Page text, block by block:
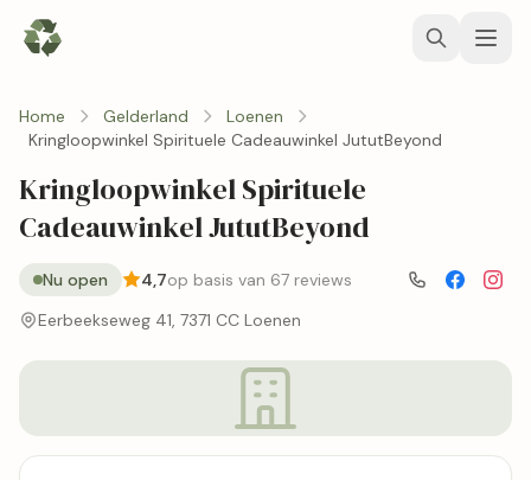
Home Gelderland
Loenen
Kringloopwinkel Spirituele Cadeauwinkel JututBeyond
Kringloopwinkel Spirituele
Cadeauwinkel JututBeyond
Nu open 4,7op basis van 67 reviews
Eerbeekseweg 41, 7371 CC Loenen